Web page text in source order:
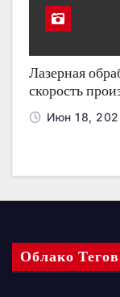
Лазерная
скорость
Июн 18,
Облако Тегов